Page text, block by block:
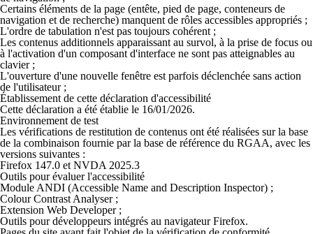
Certains éléments de la page (entête, pied de page, conteneurs de
navigation et de recherche) manquent de rôles accessibles appropriés ;
L'ordre de tabulation n'est pas toujours cohérent ;
Les contenus additionnels apparaissant au survol, à la prise de focus ou
à l'activation d'un composant d'interface ne sont pas atteignables au
clavier ;
L'ouverture d'une nouvelle fenêtre est parfois déclenchée sans action
de l'utilisateur ;
Établissement de cette déclaration d'accessibilité
Cette déclaration a été établie le 16/01/2026.
Environnement de test
Les vérifications de restitution de contenus ont été réalisées sur la base
de la combinaison fournie par la base de référence du RGAA, avec les
versions suivantes :
Firefox 147.0 et NVDA 2025.3
Outils pour évaluer l'accessibilité
Module ANDI (Accessible Name and Description Inspector) ;
Colour Contrast Analyser;
Extension Web Developer;
Outils pour développeurs intégrés au navigateur Firefox.